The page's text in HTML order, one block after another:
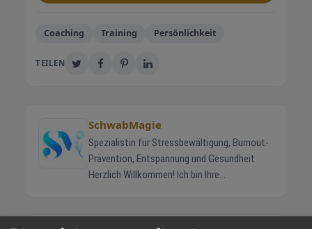
Coaching Training Persönlichkeit
TEILEN
SchwabMagie
Spezialistin für Stressbewältigung, Burnout-
Prävention, Entspannung und Gesundheit
Herzlich Willkommen! Ich bin Ihre